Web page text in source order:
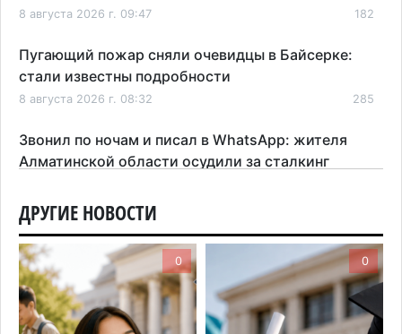
8 августа 2026 г. 09:47 182
Пугающий пожар сняли очевидцы в Байсерке:
стали известны подробности
8 августа 2026 г. 08:32 285
Звонил по ночам и писал в WhatsApp: жителя
Алматинской области осудили за сталкинг
На фоне строительного бума в Алматинской
области приостановили лицензии 149 компаний
7 августа 2026 г. 16:57 169
Казахстанские абитуриенты узнали, кто получил
ДРУГИЕ НОВОСТИ
0 0